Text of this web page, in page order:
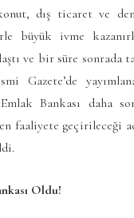
dış ticaret ve
büyük ivme
ve bir süre sonrada
Gazete’de
Bankası daha
faaliyete geçirileceği
Oldu!